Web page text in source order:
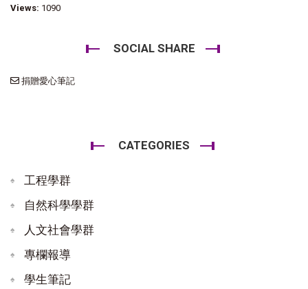
Views: 1090
SOCIAL SHARE
捐贈愛心筆記
CATEGORIES
工程學群
自然科學學群
人文社會學群
專欄報導
學生筆記